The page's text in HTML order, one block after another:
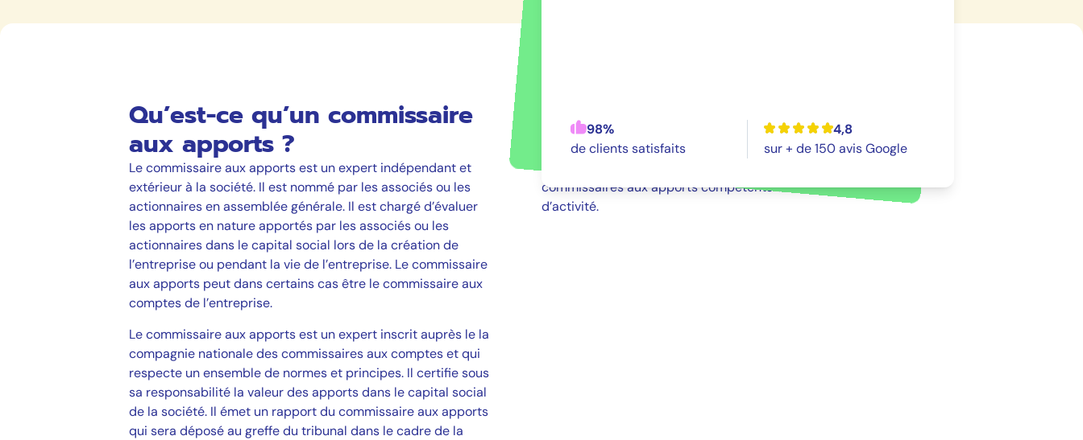
98%
de clients satisfaits
4,8
sur + de 150 avis Google
Qu’est-ce qu’un commissaire
aux apports ?
Le commissaire aux apports est un expert indépendant et
extérieur à la société. Il est nommé par les associés ou les
actionnaires en assemblée générale. Il est chargé d’évaluer
les apports en nature apportés par les associés ou les
actionnaires dans le capital social lors de la création de
l’entreprise ou pendant la vie de l’entreprise. Le commissaire
aux apports peut dans certains cas être le commissaire aux
comptes de l’entreprise.
Le commissaire aux apports est un expert inscrit auprès le la
compagnie nationale des commissaires aux comptes et qui
respecte un ensemble de normes et principes. Il certifie sous
sa responsabilité la valeur des apports dans le capital social
de la société. Il émet un rapport du commissaire aux apports
qui sera déposé au greffe du tribunal dans le cadre de la
accompagnent les entrepreneurs dans la vie de leur
entreprise. Nous disposons de plusieurs commissaires aux
commissaires aux apports compétents dans votre secteur
d’activité.